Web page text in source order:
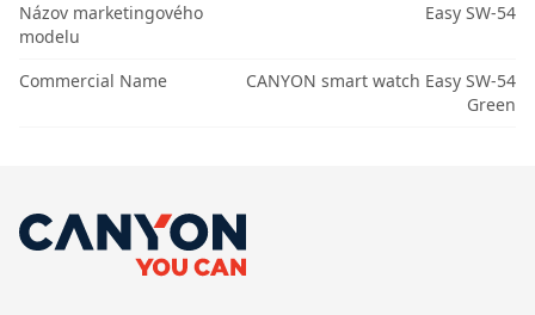
Názov marketingového
modelu
Easy SW-54
Commercial Name
CANYON smart watch Easy SW-54
Green